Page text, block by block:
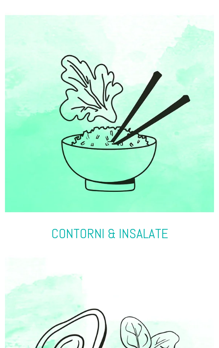
CONTORNI & INSALATE